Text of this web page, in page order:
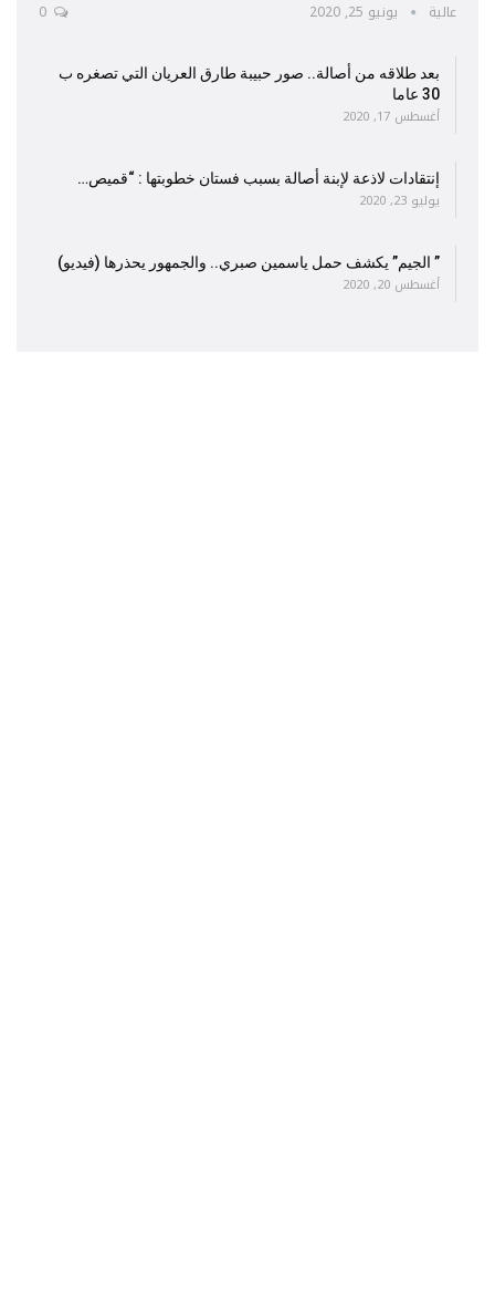
عالية يونيو 25, 2020
بعد طلاقه من أصالة.. صور حبيبة طارق العريان التي تصغره ب
30 عاما
أغسطس 17, 2020
إنتقادات لاذعة لإبنة أصالة بسبب فستان خطوبتها : “قميص…
يوليو 23, 2020
” الجيم” يكشف حمل ياسمين صبري.. والجمهور يحذرها (فيديو)
أغسطس 20, 2020